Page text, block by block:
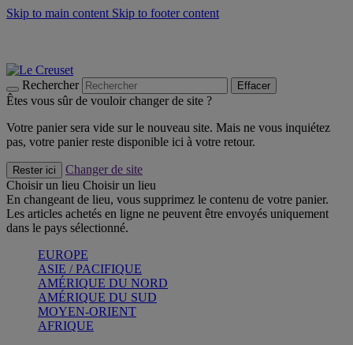
Skip to main content Skip to footer content
Rechercher Effacer
Êtes vous sûr de vouloir changer de site ?
Votre panier sera vide sur le nouveau site. Mais ne vous inquiétez
pas, votre panier reste disponible ici à votre retour.
Rester ici
Changer de site
Choisir un lieu Choisir un lieu
En changeant de lieu, vous supprimez le contenu de votre panier.
Les articles achetés en ligne ne peuvent être envoyés uniquement
dans le pays sélectionné.
EUROPE
ASIE / PACIFIQUE
AMÉRIQUE DU NORD
AMÉRIQUE DU SUD
MOYEN-ORIENT
AFRIQUE